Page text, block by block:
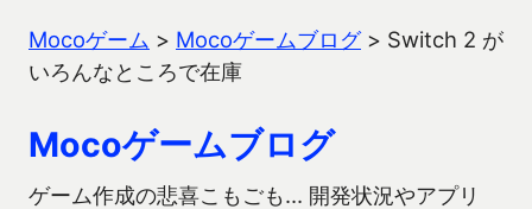
Mocoゲーム > Mocoゲームブログ> Switch 2 が
いろんなところで在庫
Mocoゲームブログ
ゲーム作成の悲喜こもごも… 開発状況やアプリ